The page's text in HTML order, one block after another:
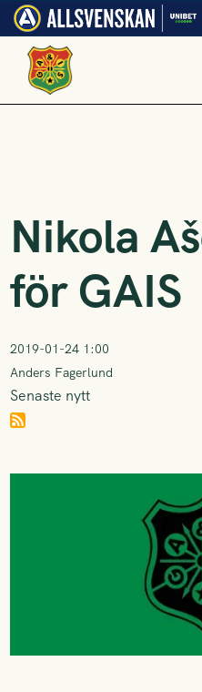
Nikola
för GAIS
2019-01-24 1:00
Anders Fagerlund
Senaste nytt